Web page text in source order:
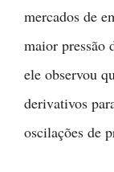
mercados de
maior pressão
ele observou
derivativos
oscilações de